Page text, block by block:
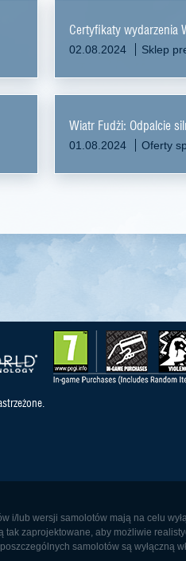
Certyfikaty wydarzenia
02.08.2024 Sklep
Wiatr Fudżi: Odpalcie
01.08.2024 Oferty
i/lub wersji samolotów mają na celu
zaprojektowane, aby możliwie
samolotów są wyłączną